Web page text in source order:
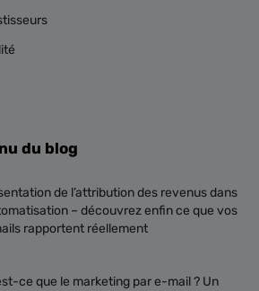
du blog
de l’attribution des revenus dans
– découvrez enfin ce que vos
rapportent réellement
ce que le marketing par e-mail ? Un